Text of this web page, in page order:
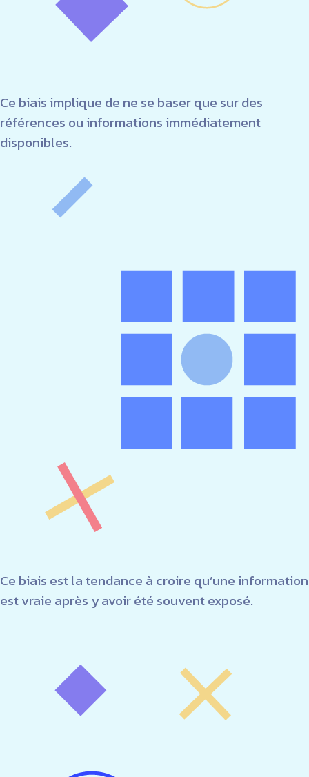
Ce biais implique de ne se baser que sur des
références ou informations immédiatement
disponibles.
Ce biais est la tendance à croire qu’une information
est vraie après y avoir été souvent exposé.